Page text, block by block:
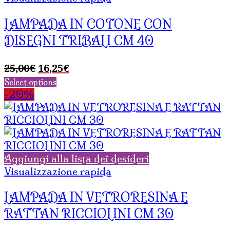
LAMPADA IN COTONE CON
DISEGNI TRIBALI CM 40
25,00€ Il
prezzo
era:
25,00€.
16,25€Il
è:
16,25€.
Select options
-20%
Aggiungi alla lista dei desideri
Visualizzazione rapida
LAMPADA IN VETRORESINA E
RATTAN RICCIOLINI CM 30